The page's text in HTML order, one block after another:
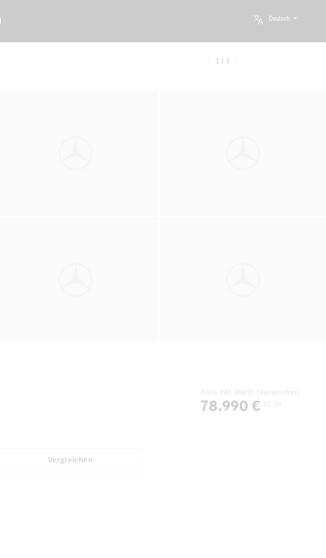
Deutsch
1 / 1
Preis inkl. MwSt. (ausweisbar)
78.990 € [2] [3]
Vergleichen